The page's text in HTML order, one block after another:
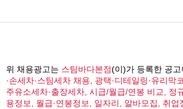
위 채용광고는 스팀바다본점(이)가 등록한 공고
·손세차·스팀세차 채용, 광택·디테일링·유리막
주유소세차·출장세차, 시급/월급/연봉 비교, 정
용정보, 월급·연봉정보, 일자리, 알바모집, 취업